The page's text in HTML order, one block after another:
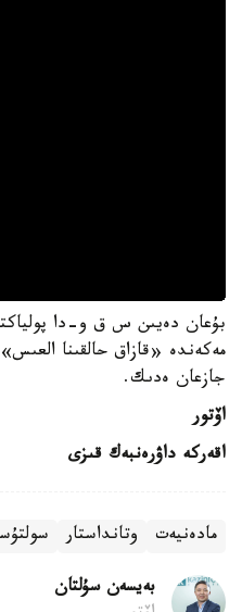
بۇعان دەيىن س ق و-دا
مەكەندە «قازاق حالقىنا
جازعان ەدىك.
اۆتور
اقەركە داۋرەنبەك قىزى
مادەنيەت وتانداستار
بەيسەن سۇلتان